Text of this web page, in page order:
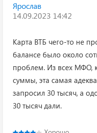
Ярослав
14.09.2023 14:42
Карта ВТБ чего-то не
балансе было около
проблем. Из всех МФО,
суммы, эта самая
запросил 30 тысяч, а
30 тысяч дали.